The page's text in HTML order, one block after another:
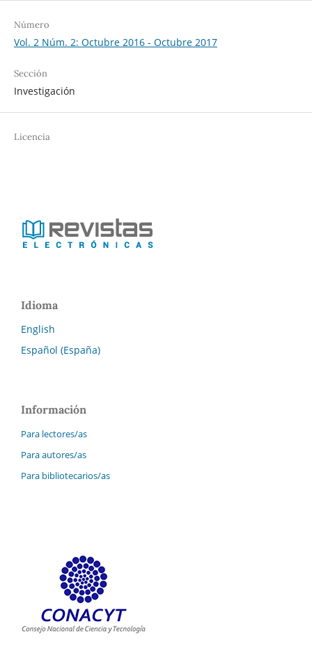
Número
Vol. 2 Núm. 2: Octubre 2016 - Octubre 2017
Sección
Investigación
Licencia
Idioma
English
Español (España)
Información
Para lectores/as
Para autores/as
Para bibliotecarios/as